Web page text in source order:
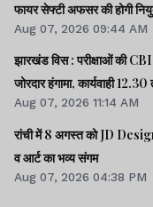
फायर सेफ्टी अफसर की होगी
Aug 07, 2026 09:44 AM
झारखंड विस : परीक्षाओं की CBI जांच की मांग पर सदन में विपक्ष का
जोरदार हंगामा, कार्यवाही
Aug 07, 2026 11:14 AM
रांची में 8 अगस्त को JD
व आर्ट का भव्य संगम
Aug 07, 2026 04:38 PM